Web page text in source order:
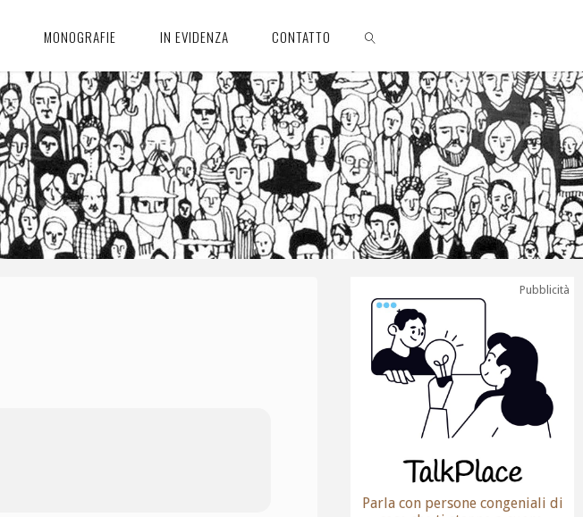
MONOGRAFIE IN EVIDENZA CONTATTO
CERCA
Pubblicità
Parla con persone congeniali di